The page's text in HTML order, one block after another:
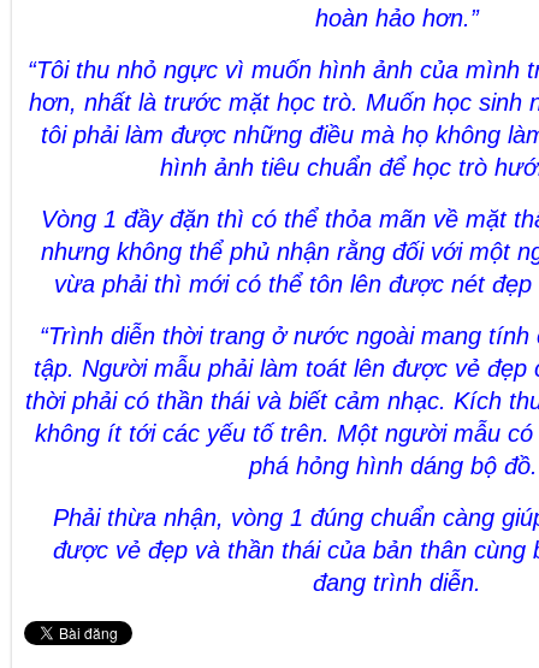
hoàn hảo hơn.”
“Tôi thu nhỏ ngực vì muốn hình ảnh của mình
hơn, nhất là trước mặt học trò. Muốn học sinh
tôi phải làm được những điều mà họ không
hình ảnh tiêu chuẩn để học trò
Vòng 1 đầy đặn thì có thể thỏa mãn về mặt
nhưng không thể phủ nhận rằng đối với một
vừa phải thì mới có thể tôn lên được nét
“Trình diễn thời trang ở nước ngoài mang
tập. Người mẫu phải làm toát lên được vẻ đẹp
thời phải có thần thái và biết cảm nhạc. Kích
không ít tới các yếu tố trên. Một người mẫu
phá hỏng hình dáng bộ
Phải thừa nhận, vòng 1 đúng chuẩn càng
được vẻ đẹp và thần thái của bản thân cùng
đang trình diễn.